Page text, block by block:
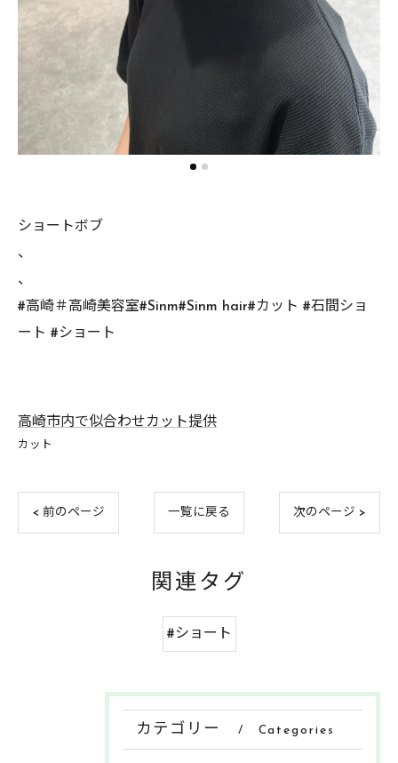
ショートボブ
、
、
#高崎＃高崎美容室#Sinm#Sinm hair#カット #石間ショ
ート #ショート
高崎市内で似合わせカット提供
カット
< 前のページ 一覧に戻る 次のページ >
関連タグ
#ショート
カテゴリー Categories